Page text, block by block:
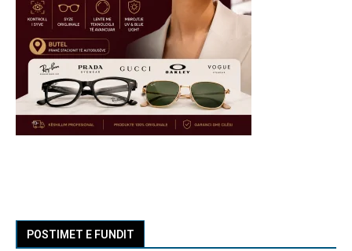
POSTIMET E FUNDIT